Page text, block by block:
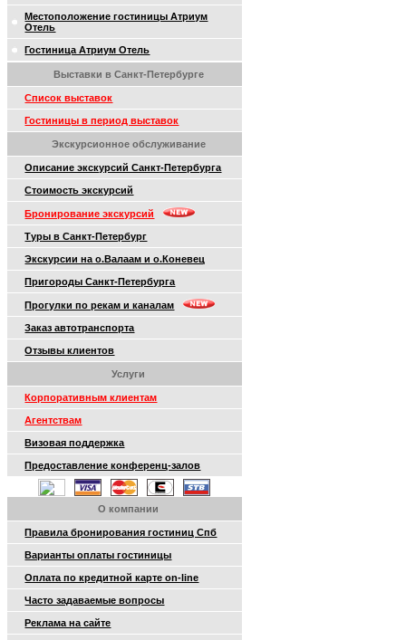
Местоположение гостиницы Атриум
Отель
Гостиница Атриум Отель
Выставки в Санкт-Петербурге
Список выставок
Гостиницы в период выставок
Экскурсионное обслуживание
Описание экскурсий Санкт-Петербурга
Стоимость экскурсий
Бронирование экскурсий
Туры в Санкт-Петербург
Экскурсии на о.Валаам и о.Коневец
Пригороды Санкт-Петербурга
Прогулки по рекам и каналам
Заказ автотранспорта
Отзывы клиентов
Услуги
Корпоративным клиентам
Агентствам
Визовая поддержка
Предоставление конференц-залов
О компании
Правила бронирования гостиниц Спб
Варианты оплаты гостиницы
Оплата по кредитной карте on-line
Часто задаваемые вопросы
Реклама на сайте